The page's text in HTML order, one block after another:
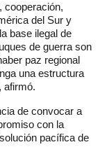
cooperación,
del Sur y
base ilegal de
de guerra son
paz regional
una estructura
afirmó.
de convocar a
con la
pacífica de